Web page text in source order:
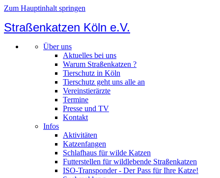
Zum Hauptinhalt springen
Straßenkatzen Köln e.V.
Über uns
Aktuelles bei uns
Warum Straßenkatzen ?
Tierschutz in Köln
Tierschutz geht uns alle an
Vereinstierärzte
Termine
Presse und TV
Kontakt
Infos
Aktivitäten
Katzenfangen
Schlafhaus für wilde Katzen
Futterstellen für wildlebende Straßenkatzen
ISO-Transponder - Der Pass für Ihre Katze!